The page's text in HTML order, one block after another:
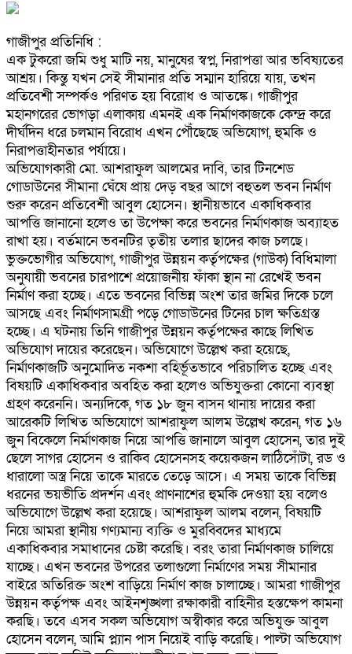
গাজীপুর প্রতিনিধি :
এক টুকরো জমি শুধু মাটি নয়, মানুষের স্বপ্ন, নিরাপত্তা আর ভবিষ্যতের
আশ্রয়। কিন্তু যখন সেই সীমানার প্রতি সম্মান হারিয়ে যায়, তখন
প্রতিবেশী সম্পর্কও পরিণত হয় বিরোধ ও আতঙ্কে। গাজীপুর
মহানগরের ভোগড়া এলাকায় এমনই এক নির্মাণকাজকে কেন্দ্র করে
দীর্ঘদিন ধরে চলমান বিরোধ এখন পৌঁছেছে অভিযোগ, হুমকি ও
নিরাপত্তাহীনতার পর্যায়ে।
অভিযোগকারী মো. আশরাফুল আলমের দাবি, তার টিনশেড
গোডাউনের সীমানা ঘেঁষে প্রায় দেড় বছর আগে বহুতল ভবন নির্মাণ
শুরু করেন প্রতিবেশী আবুল হোসেন। স্থানীয়ভাবে একাধিকবার
আপত্তি জানানো হলেও তা উপেক্ষা করে ভবনের নির্মাণকাজ অব্যাহত
রাখা হয়। বর্তমানে ভবনটির তৃতীয় তলার ছাদের কাজ চলছে।
ভুক্তভোগীর অভিযোগ, গাজীপুর উন্নয়ন কর্তৃপক্ষের (গাউক) বিধিমালা
অনুযায়ী ভবনের চারপাশে প্রয়োজনীয় ফাঁকা স্থান না রেখেই ভবন
নির্মাণ করা হচ্ছে। এতে ভবনের বিভিন্ন অংশ তার জমির দিকে চলে
আসছে এবং নির্মাণসামগ্রী পড়ে গোডাউনের টিনের চাল ক্ষতিগ্রস্ত
হচ্ছে। এ ঘটনায় তিনি গাজীপুর উন্নয়ন কর্তৃপক্ষের কাছে লিখিত
অভিযোগ দায়ের করেছেন। অভিযোগে উল্লেখ করা হয়েছে,
নির্মাণকাজটি অনুমোদিত নকশা বহির্ভূতভাবে পরিচালিত হচ্ছে এবং
বিষয়টি একাধিকবার অবহিত করা হলেও অভিযুক্তরা কোনো ব্যবস্থা
গ্রহণ করেননি। অন্যদিকে, গত ১৮ জুন বাসন থানায় দায়ের করা
আরেকটি লিখিত অভিযোগে আশরাফুল আলম উল্লেখ করেন, গত ১৬
জুন বিকেলে নির্মাণকাজ নিয়ে আপত্তি জানালে আবুল হোসেন, তার দুই
ছেলে সাগর হোসেন ও রাকিব হোসেনসহ কয়েকজন লাঠিসোঁটা, রড ও
ধারালো অস্ত্র নিয়ে তাকে মারতে তেড়ে আসে। এ সময় তাকে বিভিন্ন
ধরনের ভয়ভীতি প্রদর্শন এবং প্রাণনাশের হুমকি দেওয়া হয় বলেও
অভিযোগে উল্লেখ করা হয়েছে। আশরাফুল আলম বলেন, বিষয়টি
নিয়ে আমরা স্থানীয় গণ্যমান্য ব্যক্তি ও মুরব্বিদের মাধ্যমে
একাধিকবার সমাধানের চেষ্টা করেছি। বরং তারা নির্মাণকাজ চালিয়ে
যাচ্ছে। এখন ভবনের উপরের তলাগুলো নির্মাণের সময় সীমানার
বাইরে অতিরিক্ত অংশ বাড়িয়ে নির্মাণ কাজ চালাচ্ছে। আমরা গাজীপুর
উন্নয়ন কর্তৃপক্ষ এবং আইনশৃঙ্খলা রক্ষাকারী বাহিনীর হস্তক্ষেপ কামনা
করছি। তবে এসব সকল অভিযোগ অস্বীকার করে অভিযুক্ত আবুল
হোসেন বলেন, আমি প্ল্যান পাস নিয়েই বাড়ি করেছি। পাল্টা অভিযোগ